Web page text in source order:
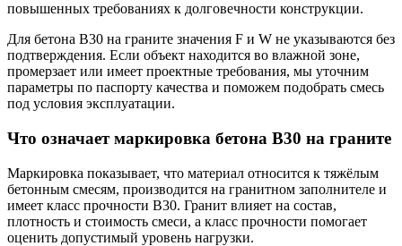
повышенных требованиях к долговечности конструкции.
Для бетона В30 на граните значения F и W не указываются без
подтверждения. Если объект находится во влажной зоне,
промерзает или имеет проектные требования, мы уточним
параметры по паспорту качества и поможем подобрать смесь
под условия эксплуатации.
Что означает маркировка бетона В30 на граните
Маркировка показывает, что материал относится к тяжёлым
бетонным смесям, производится на гранитном заполнителе и
имеет класс прочности В30. Гранит влияет на состав,
плотность и стоимость смеси, а класс прочности помогает
оценить допустимый уровень нагрузки.